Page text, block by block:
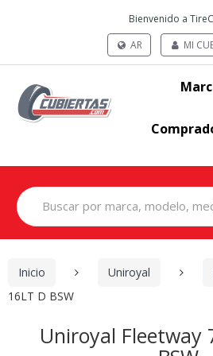
Bienvenido a
AR
MI
Search
for:
Inicio Uniroyal
16LT D BSW
Uniroyal Fleetway